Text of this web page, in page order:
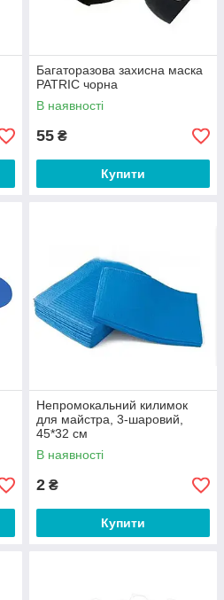
Багаторазова захисна маска
PATRIC чорна
В наявності
55 ₴
Купити
Непромокальний килимок
для майстра, 3-шаровий,
45*32 см
В наявності
2 ₴
Купити